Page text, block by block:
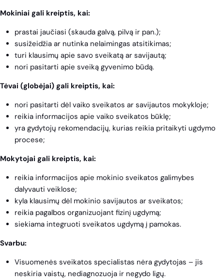
Mokiniai gali kreiptis, kai:
prastai jaučiasi (skauda galvą, pilvą ir pan.);
susižeidžia ar nutinka nelaimingas atsitikimas;
turi klausimų apie savo sveikatą ar savijautą;
nori pasitarti apie sveiką gyvenimo būdą.
Tėvai (globėjai) gali kreiptis, kai:
nori pasitarti dėl vaiko sveikatos ar savijautos mokykloje;
reikia informacijos apie vaiko sveikatos būklę;
yra gydytojų rekomendacijų, kurias reikia pritaikyti ugdymo
procese;
Mokytojai gali kreiptis, kai:
reikia informacijos apie mokinio sveikatos galimybes
dalyvauti veiklose;
kyla klausimų dėl mokinio savijautos ar sveikatos;
reikia pagalbos organizuojant fizinį ugdymą;
siekiama integruoti sveikatos ugdymą į pamokas.
Svarbu:
Visuomenės sveikatos specialistas nėra gydytojas – jis
neskiria vaistų, nediagnozuoja ir negydo ligų.